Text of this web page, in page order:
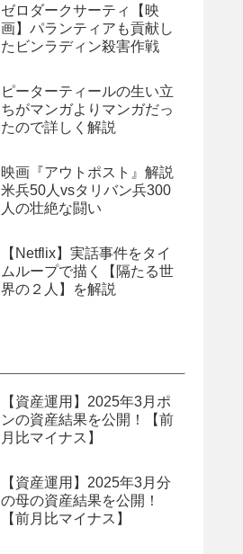
ゼロダークサーティ【映
画】パランティアも貢献し
たビンラディン殺害作戦
ピーターティールの生い立
ちがマンガよりマンガだっ
たので詳しく解説
映画『アウトポスト』解説
米兵50人vsタリバン兵300
人の壮絶な闘い
【Netflix】実話事件をタイ
ムループで描く【隔たる世
界の２人】を解説
【資産運用】2025年3月ポ
ンの資産結果を公開！【前
月比マイナス】
【資産運用】2025年3月分
の母の資産結果を公開！
【前月比マイナス】